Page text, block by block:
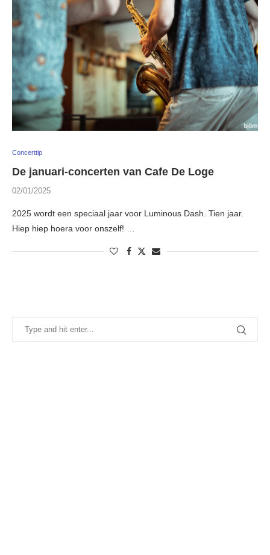
Concerttip
De januari-concerten van Cafe De Loge
02/01/2025
2025 wordt een speciaal jaar voor Luminous Dash. Tien jaar.
Hiep hiep hoera voor onszelf! …